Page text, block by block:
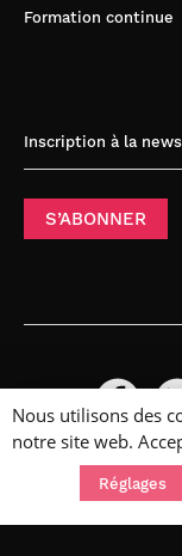
Formation continue
Inscription à la
S’ABONNER
Nous utilisons des
notre site web.
Réglages